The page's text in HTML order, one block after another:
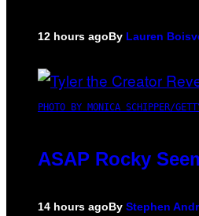
12 hours agoBy Lauren
PHOTO BY MONICA SCHIPPER/
ASAP Rocky
14 hours agoBy Stephen